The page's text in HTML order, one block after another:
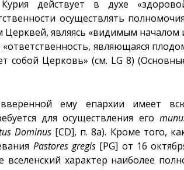
действует в духе
осуществлять
являясь «видимым началом
являющаяся
собой Церковь» (см. LG 8)
ему епархии имеет
для осуществления его
Dominus[CD], п. 8a). Кроме того,
Pastoresgregis[PG] от 16
характер наиболее